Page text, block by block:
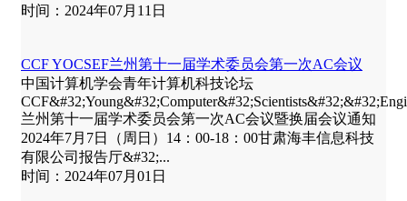
时间：2024年07月11日
CCF YOCSEF兰州第十一届学术委员会第一次AC会议
中国计算机学会青年计算机科技论坛
兰州第十一届学术委员会第一次AC会议暨换届会议通知
2024年7月7日（周日）14：00-18：00甘肃海丰信息科技
有限公司报告厅&#32;...
时间：2024年07月01日